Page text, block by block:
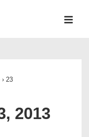
› 23
2013